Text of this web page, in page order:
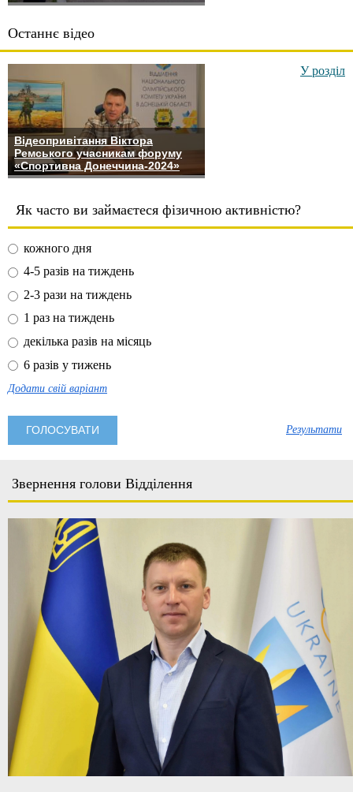
Останнє відео
Відеопривітання Віктора
Ремського учасникам форуму
«Спортивна Донеччина-2024»
У розділ
Як часто ви займаєтеся фізичною активністю?
кожного дня
4-5 разів на тиждень
2-3 рази на тиждень
1 раз на тиждень
декілька разів на місяць
6 разів у тижень
Додати свій варіант
Результати
Звернення голови Відділення